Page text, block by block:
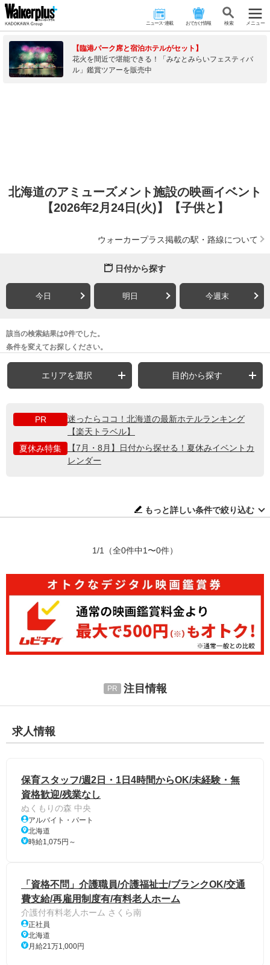
ニュース･連載 おでかけ情報 検 索 メニュー
【臨港パーク席と宿泊ホテルがセット】
花火を間近で堪能できる！「みなとみらいフェスティバ
ル」鑑賞ツアーを販売中
北海道のアミューズメント施設の映画イベント
【2026年2月24日(火)】【子供と】
ウォーカープラス掲載の駅・路線について
日付から探す
今日 明日 今週末
該当の検索結果は0件でした。
条件を変えてお探しください。
エリアを選択 目的から探す
PR
迷ったらココ！北海道の最新ホテルランキング
【楽天トラベル】
夏休み特集
【7月・8月】日付から探せる！夏休みイベントカ
レンダー
もっと詳しい条件で絞り込む
1/1 （全0件中1〜0件）
注目情報
求人情報
保育スタッフ/週2日・1日4時間からOK/未経験・無
資格歓迎/残業なし
ぬくもりの森 中央
アルバイト・パート
北海道
時給1,075円～
「資格不問」介護職員/介護福祉士/ブランクOK/交通
費支給/再雇用制度有/有料老人ホーム
介護付有料老人ホーム さくら南
正社員
北海道
月給21万1,000円